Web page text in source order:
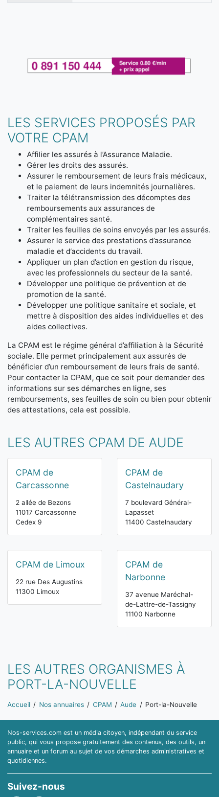
LES SERVICES PROPOSÉS PAR
VOTRE CPAM
Affilier les assurés à l’Assurance Maladie.
Gérer les droits des assurés.
Assurer le remboursement de leurs frais médicaux,
et le paiement de leurs indemnités journalières.
Traiter la télétransmission des décomptes des
remboursements aux assurances de
complémentaires santé.
Traiter les feuilles de soins envoyés par les assurés.
Assurer le service des prestations d’assurance
maladie et d’accidents du travail.
Appliquer un plan d’action en gestion du risque,
avec les professionnels du secteur de la santé.
Développer une politique de prévention et de
promotion de la santé.
Développer une politique sanitaire et sociale, et
mettre à disposition des aides individuelles et des
aides collectives.
La CPAM est le régime général d’affiliation à la Sécurité
sociale. Elle permet principalement aux assurés de
bénéficier d’un remboursement de leurs frais de santé.
Pour contacter la CPAM, que ce soit pour demander des
informations sur ses démarches en ligne, ses
remboursements, ses feuilles de soin ou bien pour obtenir
des attestations, cela est possible.
LES AUTRES CPAM DE AUDE
CPAM de
Carcassonne
2 allée de Bezons
11017 Carcassonne
Cedex 9
CPAM de
Castelnaudary
7 boulevard Général-
Lapasset
11400 Castelnaudary
CPAM de Limoux
22 rue Des Augustins
11300 Limoux
CPAM de
Narbonne
37 avenue Maréchal-
de-Lattre-de-Tassigny
11100 Narbonne
LES AUTRES ORGANISMES À
PORT-LA-NOUVELLE
Vous êtes ici:
Accueil Nos annuaires CPAM Aude Port-la-Nouvelle
Nos-services.com est un média citoyen, indépendant du service
public, qui vous propose gratuitement des contenus, des outils, un
annuaire et un forum au sujet de vos démarches administratives et
quotidiennes.
Suivez-nous